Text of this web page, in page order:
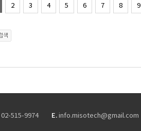
2 3 4 5 6 7 8 9
02-515-9974 E. info.misotech@gmail.com